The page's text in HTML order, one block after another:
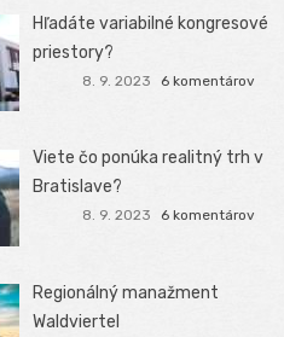
Hľadáte variabilné kongresové
priestory?
8. 9. 2023 6 komentárov
Viete čo ponúka realitný trh v
Bratislave?
8. 9. 2023 6 komentárov
Regionálný manažment
Waldviertel